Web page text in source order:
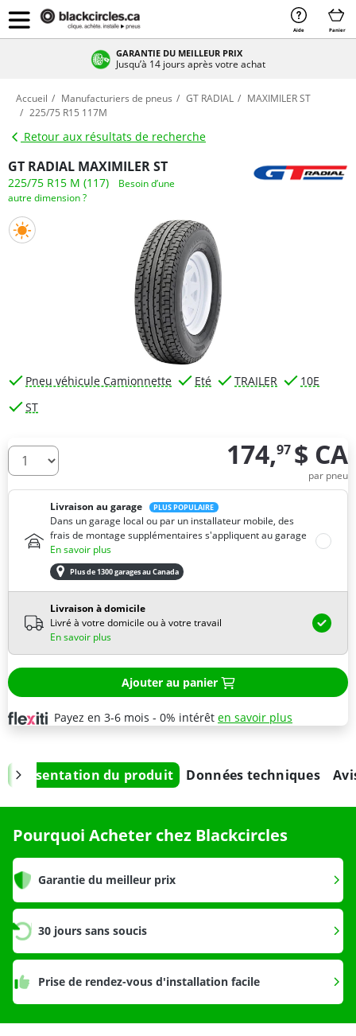
Aide Panier
GARANTIE DU MEILLEUR PRIX
Jusqu’à 14 jours après votre achat
Accueil Manufacturiers de pneus GT RADIAL
MAXIMILER ST
225/75 R15 117M
Retour aux résultats de recherche
GT RADIAL MAXIMILER ST
225/75 R15 M (117)
Besoin d’une
autre dimension ?
Pneu véhicule Camionnette Eté TRAILER
10E
ST
De combien de pneus avez-vous besoin ? 174,97 $ CA
par pneu
Livraison au garage PLUS POPULAIRE
Dans un garage local ou par un installateur mobile, des
frais de montage supplémentaires s'appliquent au garage
En savoir plus
Plus de 1300 garages au Canada
Livraison à domicile
Livré à votre domicile ou à votre travail
En savoir plus
Ajouter au panier
Payez en 3-6 mois - 0% intérêt en savoir plus
Présentation du produit Données techniques
Pourquoi Acheter chez Blackcircles
Garantie du meilleur prix
30 jours sans soucis
Prise de rendez-vous d'installation facile